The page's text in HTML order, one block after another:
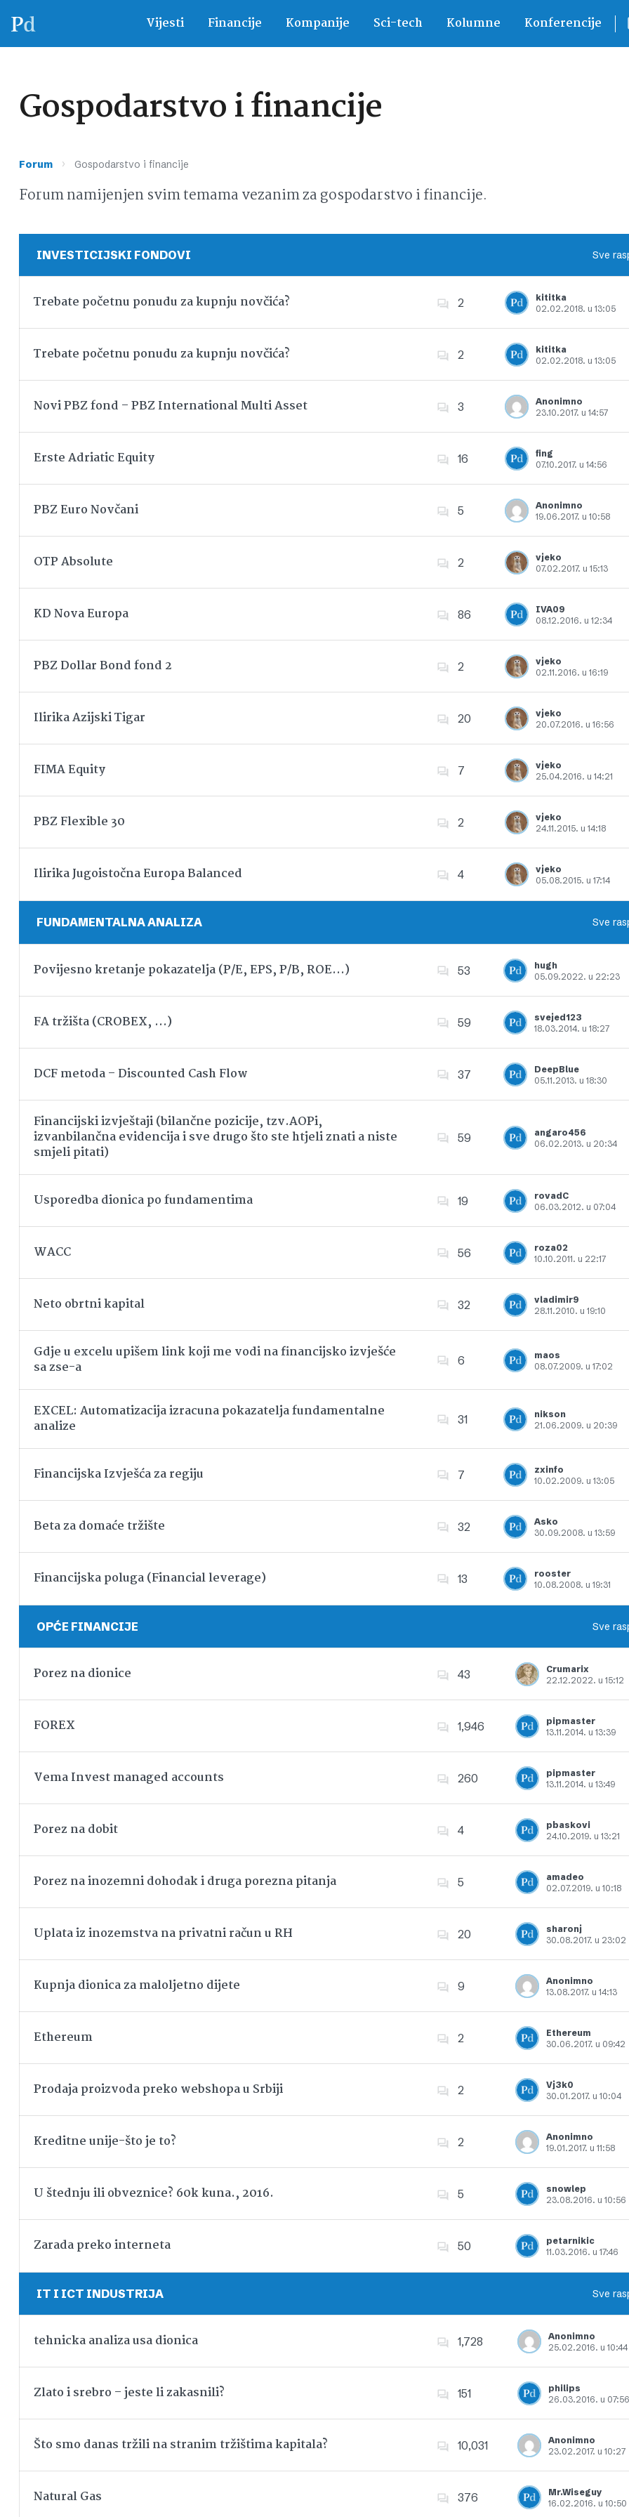
Vijesti Financije Kompanije Sci-tech Kolumne Konferencije
Gospodarstvo i financije
Forum › Gospodarstvo i financije
Forum namijenjen svim temama vezanim za gospodarstvo i financije.
INVESTICIJSKI FONDOVI Sve
Trebate početnu ponudu za kupnju novčića? 2
kititka
02.02.2018. u 13:05
Dodajte u favorite
Trebate početnu ponudu za kupnju novčića? 2
kititka
02.02.2018. u 13:05
Dodajte u favorite
Novi PBZ fond – PBZ International Multi Asset 3
Anonimno
23.10.2017. u 14:57
Dodajte u favorite
Erste Adriatic Equity 16
fing
07.10.2017. u 14:56
Dodajte u favorite
PBZ Euro Novčani 5
Anonimno
19.06.2017. u 10:58
Dodajte u favorite
OTP Absolute 2
vjeko
07.02.2017. u 15:13
Dodajte u favorite
KD Nova Europa 86
IVA09
08.12.2016. u 12:34
Dodajte u favorite
PBZ Dollar Bond fond 2 2
vjeko
02.11.2016. u 16:19
Dodajte u favorite
Ilirika Azijski Tigar 20
vjeko
20.07.2016. u 16:56
Dodajte u favorite
FIMA Equity 7
vjeko
25.04.2016. u 14:21
Dodajte u favorite
PBZ Flexible 30 2
vjeko
24.11.2015. u 14:18
Dodajte u favorite
Ilirika Jugoistočna Europa Balanced 4
vjeko
05.08.2015. u 17:14
Dodajte u favorite
FUNDAMENTALNA ANALIZA Sve
Povijesno kretanje pokazatelja (P/E, EPS, P/B, ROE…) 53
hugh
05.09.2022. u 22:23
Dodajte u favorite
FA tržišta (CROBEX, …) 59
svejed123
18.03.2014. u 18:27
Dodajte u favorite
DCF metoda – Discounted Cash Flow 37
DeepBlue
05.11.2013. u 18:30
Financijski izvještaji (bilančne pozicije, tzv.AOPi,
izvanbilančna evidencija i sve drugo što ste htjeli znati a niste
smjeli pitati)
59
angaro456
06.02.2013. u 20:34
Usporedba dionica po fundamentima 19
rovadC
06.03.2012. u 07:04
Dodajte u favorite
WACC 56
roza02
10.10.2011. u 22:17
Dodajte u favorite
Neto obrtni kapital 32
vladimir9
28.11.2010. u 19:10
Gdje u excelu upišem link koji me vodi na financijsko izvješće
sa zse-a
6
maos
08.07.2009. u 17:02
EXCEL: Automatizacija izracuna pokazatelja fundamentalne
analize
31
nikson
21.06.2009. u 20:39
Financijska Izvješća za regiju 7
zxinfo
10.02.2009. u 13:05
Dodajte u favorite
Beta za domaće tržište 32
Asko
30.09.2008. u 13:59
Dodajte u favorite
Financijska poluga (Financial leverage) 13
rooster
10.08.2008. u 19:31
Dodajte u favorite
OPĆE FINANCIJE Sve
Porez na dionice 43
Crumarix
22.12.2022. u 15:12
Dodajte u favorite
FOREX 1,946
pipmaster
13.11.2014. u 13:39
Dodajte u favorite
Vema Invest managed accounts 260
pipmaster
13.11.2014. u 13:49
Dodajte u favorite
Porez na dobit 4
pbaskovi
24.10.2019. u 13:21
Dodajte u favorite
Porez na inozemni dohodak i druga porezna pitanja 5
amadeo
02.07.2019. u 10:18
Dodajte u favorite
Uplata iz inozemstva na privatni račun u RH 20
sharonj
30.08.2017. u 23:02
Dodajte u favorite
Kupnja dionica za maloljetno dijete 9
Anonimno
13.08.2017. u 14:13
Dodajte u favorite
Ethereum 2
Ethereum
30.06.2017. u 09:42
Dodajte u favorite
Prodaja proizvoda preko webshopa u Srbiji 2
Vj3k0
30.01.2017. u 10:04
Dodajte u favorite
Kreditne unije-što je to? 2
Anonimno
19.01.2017. u 11:58
Dodajte u favorite
U štednju ili obveznice? 60k kuna., 2016. 5
snowlep
23.08.2016. u 10:56
Dodajte u favorite
Zarada preko interneta 50
petarnikic
11.03.2016. u 17:46
Dodajte u favorite
IT I ICT INDUSTRIJA Sve
tehnicka analiza usa dionica 1,728
Anonimno
25.02.2016. u 10:44
Dodajte u favorite
Zlato i srebro – jeste li zakasnili? 151
philips
26.03.2016. u 07:56
Dodajte u favorite
Što smo danas tržili na stranim tržištima kapitala? 10,031
Anonimno
23.02.2017. u 10:27
Dodajte u favorite
Natural Gas 376
Mr.Wiseguy
16.02.2016. u 10:50